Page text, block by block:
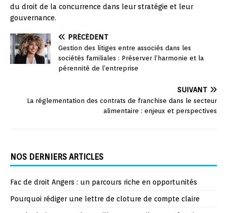
du droit de la concurrence dans leur stratégie et leur
gouvernance.
PRÉCÉDENT
Gestion des litiges entre associés dans les
sociétés familiales : Préserver l’harmonie et la
pérennité de l’entreprise
SUIVANT
La réglementation des contrats de franchise dans le secteur
alimentaire : enjeux et perspectives
NOS DERNIERS ARTICLES
Fac de droit Angers : un parcours riche en opportunités
Pourquoi rédiger une lettre de cloture de compte claire